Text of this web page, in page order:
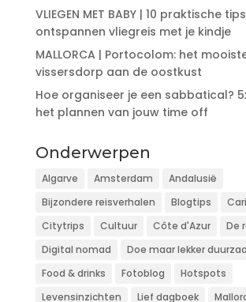
VLIEGEN MET BABY | 10 praktische
ontspannen vliegreis met je kindje
MALLORCA | Portocolom: het
vissersdorp aan de oostkust
Hoe organiseer je een sabbatical?
het plannen van jouw time off
Onderwerpen
Algarve Amsterdam
Andalusië
Bijzondere reisverhalen
Blogtips
Citytrips
Cultuur Côte d'Azur
De
Digital nomad
Doe maar lekker
Food & drinks
Fotoblog
Hotspots
Levensinzichten
Lief dagboek